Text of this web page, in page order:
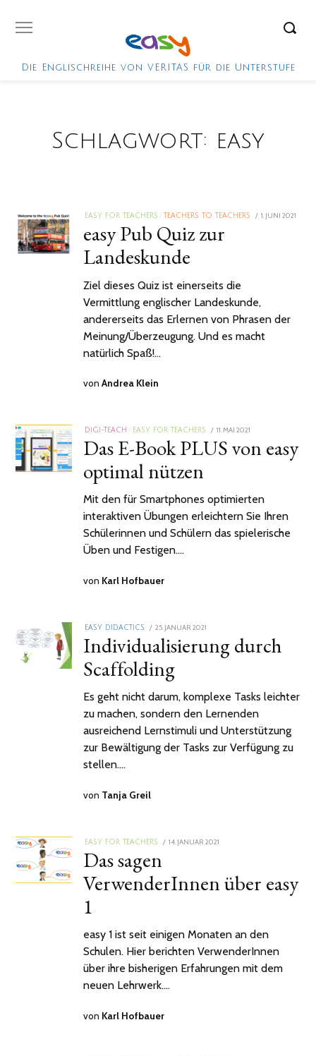
Die Englischreihe von VERITAS für die Unterstufe
Schlagwort: easy
EASY FOR TEACHERS TEACHERS TO TEACHERS
POSTED
1. JUNI 2021
easy Pub Quiz zur
Landeskunde
Ziel dieses Quiz ist einerseits die
Vermittlung englischer Landeskunde,
andererseits das Erlernen von Phrasen der
Meinung/Überzeugung. Und es macht
natürlich Spaß!…
vonAndrea Klein
DIGI-TEACH EASY FOR TEACHERS
POSTED
ON
11. MAI 2021
2024
Das E-Book PLUS von easy
optimal nützen
Mit den für Smartphones optimierten
interaktiven Übungen erleichtern Sie Ihren
Schülerinnen und Schülern das spielerische
Üben und Festigen.…
von Karl Hofbauer
EASY DIDACTICS
POSTED
ON
25. JANUAR 2021
2021
Individualisierung durch
Scaffolding
Es geht nicht darum, komplexe Tasks leichter
zu machen, sondern den Lernenden
ausreichend Lernstimuli und Unterstützung
zur Bewältigung der Tasks zur Verfügung zu
stellen.…
von Tanja Greil
EASY FOR TEACHERS
POSTED
14. JANUAR 2021
Das sagen
VerwenderInnen über easy
1
easy 1 ist seit einigen Monaten an den
Schulen. Hier berichten VerwenderInnen
über ihre bisherigen Erfahrungen mit dem
neuen Lehrwerk.…
von Karl Hofbauer